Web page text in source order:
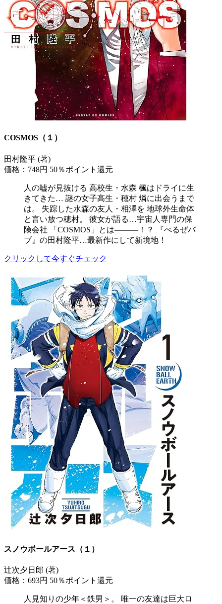
COSMOS（１）
田村隆平 (著)
価格：748円 50％ポイント還元
人の嘘が見抜ける 高校生・水森 楓はドライに生
きてきた… 謎の女子高生・穂村 燐に出会うまで
は。 失踪した水森の友人・相澤を 地球外生命体
と言い放つ穂村。 彼女が語る…宇宙人専門の保
険会社 「COSMOS」とは―――！？ 『べるぜバ
ブ』の田村隆平…最新作にして新境地！
クリックして今すぐチェック
スノウボールアース（１）
辻次夕日郎 (著)
価格：693円 50％ポイント還元
人見知りの少年＜鉄男＞。 唯一の友達は巨大ロ